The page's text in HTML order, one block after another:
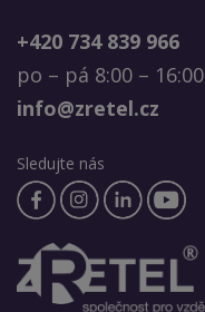
+420 734 839 966
po – pá 8:00 – 16:00
info@zretel.cz
Sledujte nás